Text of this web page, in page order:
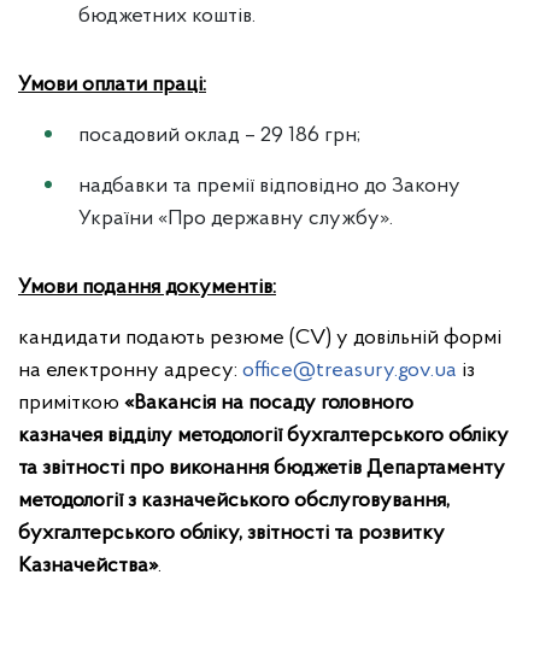
бюджетних коштів.
Умови оплати праці:
посадовий оклад – 29 186 грн;
надбавки та премії відповідно до Закону
України «Про державну службу».
Умови подання документів:
кандидати подають резюме (СV) у довільній формі
на електронну адресу: office@treasury.gov.ua із
приміткою «Вакансія на посаду головного
казначея відділу методології бухгалтерського обліку
та звітності про виконання бюджетів Департаменту
методології з казначейського обслуговування,
бухгалтерського обліку, звітності та розвитку
Казначейства».